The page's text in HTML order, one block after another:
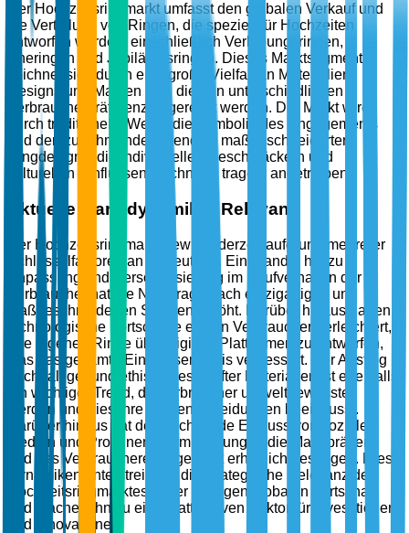
Der Hochzeitsringmarkt umfasst den globalen Verkauf und
die Verteilung von Ringen, die speziell für Hochzeiten
entworfen wurden, einschließlich Verlobungsringen,
Eheringen und Jubiläumsringen. Dieses Marktsegment
zeichnet sich durch eine große Vielfalt an Materialien,
Designs und Marken aus, die den unterschiedlichen
Verbraucherpräferenzen gerecht werden. Der Markt wird
durch traditionelle Werte, die Symbolik des Engagements
und den zunehmenden Trend zu maßgeschneiderten
Ringdesigns, die individuellen Geschmäckern und
kulturellen Einflüssen Rechnung tragen, angetrieben.
Aktuelle Marktdynamik & Relevanz
Der Hochzeitsringmarkt gewinnt derzeit aufgrund mehrerer
Schlüsselfaktoren an Bedeutung. Ein Wandel hin zu
Anpassung und Personalisierung im Kaufverhalten der
Verbraucher hat die Nachfrage nach einzigartigen und
maßgeschneiderten Stücken erhöht. Darüber hinaus haben
technologische Fortschritte es den Verbrauchern erleichtert,
ihre eigenen Ringe über digitale Plattformen zu entwerfen,
was das gesamte Einkaufserlebnis verbessert. Der Anstieg
nachhaltiger und ethisch beschaffter Materialien ist ebenfalls
ein wichtiger Trend, da Verbraucher umweltbewusster
werden und dies ihre Kaufentscheidungen beeinflusst.
Darüber hinaus hat der wachsende Einfluss von sozialen
Medien und Prominentenempfehlungen die Marktpräsenz
und das Verbraucherengagement erheblich gesteigert. Diese
Dynamiken unterstreichen die strategische Relevanz des
Hochzeitsringmarktes in der heutigen globalen Wirtschaft
und machen ihn zu einem attraktiven Sektor für Investitionen
und Innovationen.